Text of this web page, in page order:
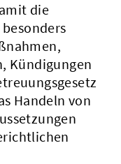
die
Kündigungen
Handeln von